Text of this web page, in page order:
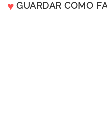
GUARDAR COMO